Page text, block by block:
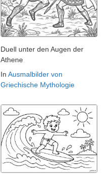
Duell unter den Augen der
Athene
In Ausmalbilder von
Griechische Mythologie